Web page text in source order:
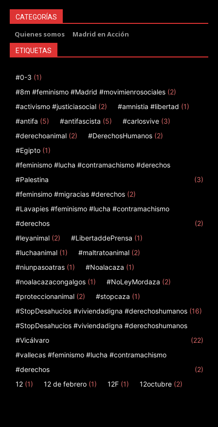
CATEGORÍAS
Quienes somos Madrid en Acción
ETIQUETAS
#0-3 (1)
#8m #feminismo #Madrid #movimienrosociales (2)
#activismo #justiciasocial (2) #amnistia #libertad (1)
#antifa (5) #antifascista (5) #carlosvive (3)
#derechoanimal (2) #DerechosHumanos (2)
#Egipto (1)
#feminismo #lucha #contramachismo #derechos
#Palestina
(3)
#feminsimo #migracias #derechos (2)
#Lavapies #feminismo #lucha #contramachismo
#derechos
(2)
#leyanimal (2) #LibertaddePrensa (1)
#luchaanimal (1) #maltratoanimal (2)
#niunpasoatras (1) #Noalacaza (1)
#noalacazacongalgos (1) #NoLeyMordaza (2)
#proteccionanimal (2) #stopcaza (1)
#StopDesahucios #viviendadigna #derechoshumanos (16)
#StopDesahucios #viviendadigna #derechoshumanos
#Vicálvaro
(22)
#vallecas #feminismo #lucha #contramachismo
#derechos
(2)
12 (1) 12 de febrero (1) 12F (1) 12octubre (2)